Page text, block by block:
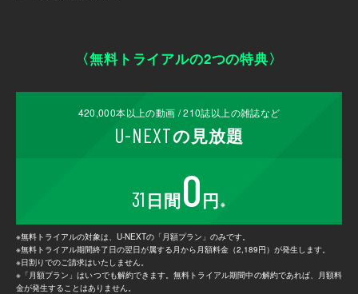
〈無料トライアルの2つの特典〉
420,000本以上の動画 /210誌以上の雑誌など
U-NEXTの 見放題
31 日間0円 ※
※無料トライアルの対象は、U-NEXTの「月額プラン」のみです。
※無料トライアル期間終了日の翌日が属する月から月額料金（2,189円）が発生します。
※日割りでのご請求はいたしません。
※「月額プラン」はいつでも解約できます。無料トライアル期間中の解約であれば、月額料
金が発生することはありません。